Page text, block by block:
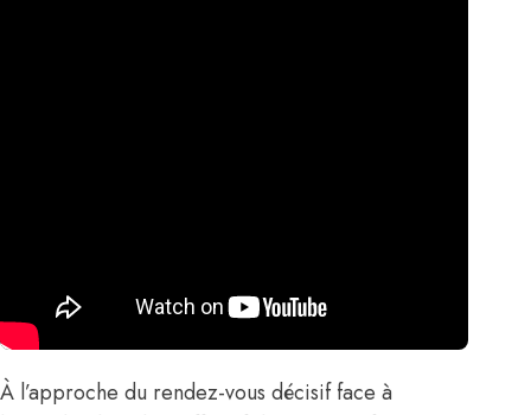
À l’approche du rendez-vous décisif face à